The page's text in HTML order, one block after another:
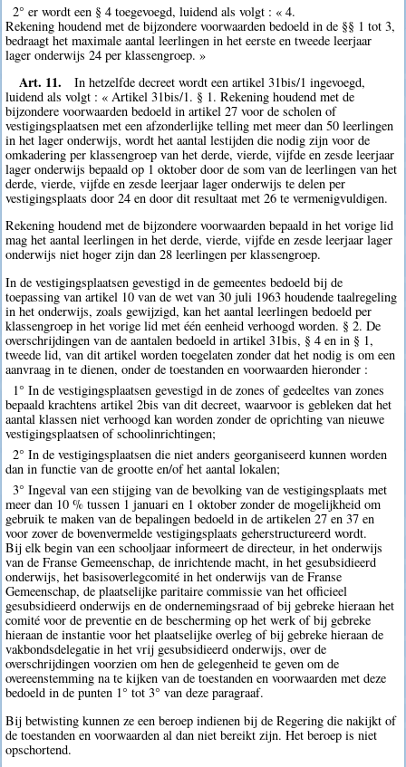
2° er wordt een § 4 toegevoegd, luidend als volgt : « 4.
Rekening houdend met de bijzondere voorwaarden bedoeld in de §§ 1 tot 3,
bedraagt het maximale aantal leerlingen in het eerste en tweede leerjaar
lager onderwijs 24 per klassengroep. »
Art. 11.
In hetzelfde decreet wordt een artikel 31bis/1 ingevoegd,
luidend als volgt : « Artikel 31bis/1. § 1. Rekening houdend met de
bijzondere voorwaarden bedoeld in artikel 27 voor de scholen of
vestigingsplaatsen met een afzonderlijke telling met meer dan 50 leerlingen
in het lager onderwijs, wordt het aantal lestijden die nodig zijn voor de
omkadering per klassengroep van het derde, vierde, vijfde en zesde leerjaar
lager onderwijs bepaald op 1 oktober door de som van de leerlingen van het
derde, vierde, vijfde en zesde leerjaar lager onderwijs te delen per
vestigingsplaats door 24 en door dit resultaat met 26 te vermenigvuldigen.
Rekening houdend met de bijzondere voorwaarden bepaald in het vorige lid
mag het aantal leerlingen in het derde, vierde, vijfde en zesde leerjaar lager
onderwijs niet hoger zijn dan 28 leerlingen per klassengroep.
In de vestigingsplaatsen gevestigd in de gemeentes bedoeld bij de
toepassing van artikel 10 van de wet van 30 juli 1963 houdende taalregeling
in het onderwijs, zoals gewijzigd, kan het aantal leerlingen bedoeld per
klassengroep in het vorige lid met één eenheid verhoogd worden. § 2. De
overschrijdingen van de aantalen bedoeld in artikel 31bis, § 4 en in § 1,
tweede lid, van dit artikel worden toegelaten zonder dat het nodig is om een
aanvraag in te dienen, onder de toestanden en voorwaarden hieronder :
1° In de vestigingsplaatsen gevestigd in de zones of gedeeltes van zones
bepaald krachtens artikel 2bis van dit decreet, waarvoor is gebleken dat het
aantal klassen niet verhoogd kan worden zonder de oprichting van nieuwe
vestigingsplaatsen of schoolinrichtingen;
2° In de vestigingsplaatsen die niet anders georganiseerd kunnen worden
dan in functie van de grootte en/of het aantal lokalen;
3° Ingeval van een stijging van de bevolking van de vestigingsplaats met
meer dan 10 % tussen 1 januari en 1 oktober zonder de mogelijkheid om
gebruik te maken van de bepalingen bedoeld in de artikelen 27 en 37 en
voor zover de bovenvermelde vestigingsplaats geherstructureerd wordt.
Bij elk begin van een schooljaar informeert de directeur, in het onderwijs
van de Franse Gemeenschap, de inrichtende macht, in het gesubsidieerd
onderwijs, het basisoverlegcomité in het onderwijs van de Franse
Gemeenschap, de plaatselijke paritaire commissie van het officieel
gesubsidieerd onderwijs en de ondernemingsraad of bij gebreke hieraan het
comité voor de preventie en de bescherming op het werk of bij gebreke
hieraan de instantie voor het plaatselijke overleg of bij gebreke hieraan de
vakbondsdelegatie in het vrij gesubsidieerd onderwijs, over de
overschrijdingen voorzien om hen de gelegenheid te geven om de
overeenstemming na te kijken van de toestanden en voorwaarden met deze
bedoeld in de punten 1° tot 3° van deze paragraaf.
Bij betwisting kunnen ze een beroep indienen bij de Regering die nakijkt of
de toestanden en voorwaarden al dan niet bereikt zijn. Het beroep is niet
opschortend.